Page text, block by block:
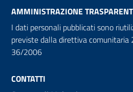
AMMINISTRAZIONE
I dati personali pubblicati sono
previste dalla direttiva comunitaria
36/2006
CONTATTI